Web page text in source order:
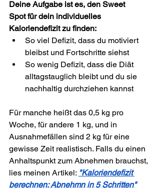
Deine Aufgabe ist es, den Sweet
Spot für dein individuelles
Kaloriendefizit zu finden:
So viel Defizit, dass du motiviert
bleibst und Fortschritte siehst
So wenig Defizit, dass die Diät
alltagstauglich bleibt und du sie
nachhaltig durchziehen kannst
Für manche heißt das 0,5 kg pro
Woche, für andere 1 kg, und in
Ausnahmefällen sind 2 kg für eine
gewisse Zeit realistisch. Falls du einen
Anhaltspunkt zum Abnehmen brauchst,
lies meinen Artikel: "Kaloriendefizit
berechnen: Abnehmn in 5 Schritten"